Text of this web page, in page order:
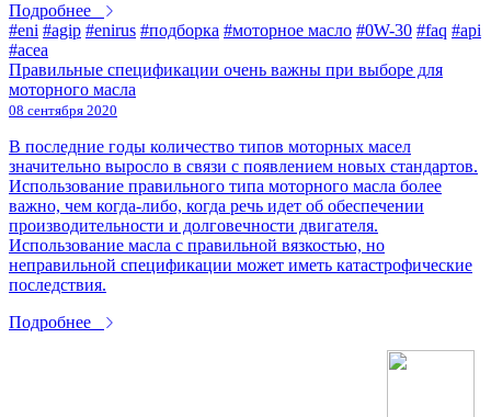
Подробнее
#eni #agip #enirus #подборка #моторное масло #0W-30 #faq #api
#acea
Правильные спецификации очень важны при выборе для
моторного масла
08 сентября 2020
В последние годы количество типов моторных масел
значительно выросло в связи с появлением новых стандартов.
Использование правильного типа моторного масла более
важно, чем когда-либо, когда речь идет об обеспечении
производительности и долговечности двигателя.
Использование масла с правильной вязкостью, но
неправильной спецификации может иметь катастрофические
последствия.
Подробнее